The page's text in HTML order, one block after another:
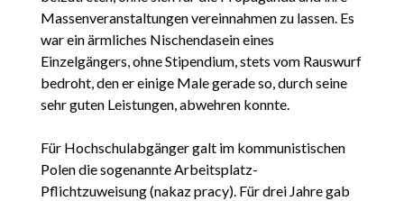
Massenveranstaltungen vereinnahmen zu lassen. Es
war ein ärmliches Nischendasein eines
Einzelgängers, ohne Stipendium, stets vom Rauswurf
bedroht, den er einige Male gerade so, durch seine
sehr guten Leistungen, abwehren konnte.
Für Hochschulabgänger galt im kommunistischen
Polen die sogenannte Arbeitsplatz-
Pflichtzuweisung (nakaz pracy). Für drei Jahre gab